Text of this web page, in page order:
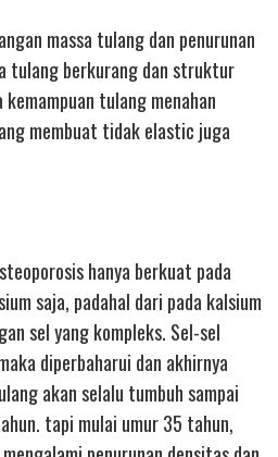
massa tulang dan penurunan
tulang berkurang dan struktur
tulang menahan
membuat tidak elastic juga
hanya berkuat pada
saja, padahal dari pada kalsium
sel yang kompleks. Sel-sel
diperbaharui dan akhirnya
akan selalu tumbuh sampai
tapi mulai umur 35 tahun,